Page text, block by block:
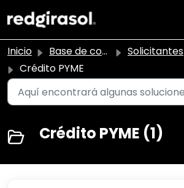
Inicio Base de conocimientos
Solicitantes
Crédito PYME
Crédito PYME (1)